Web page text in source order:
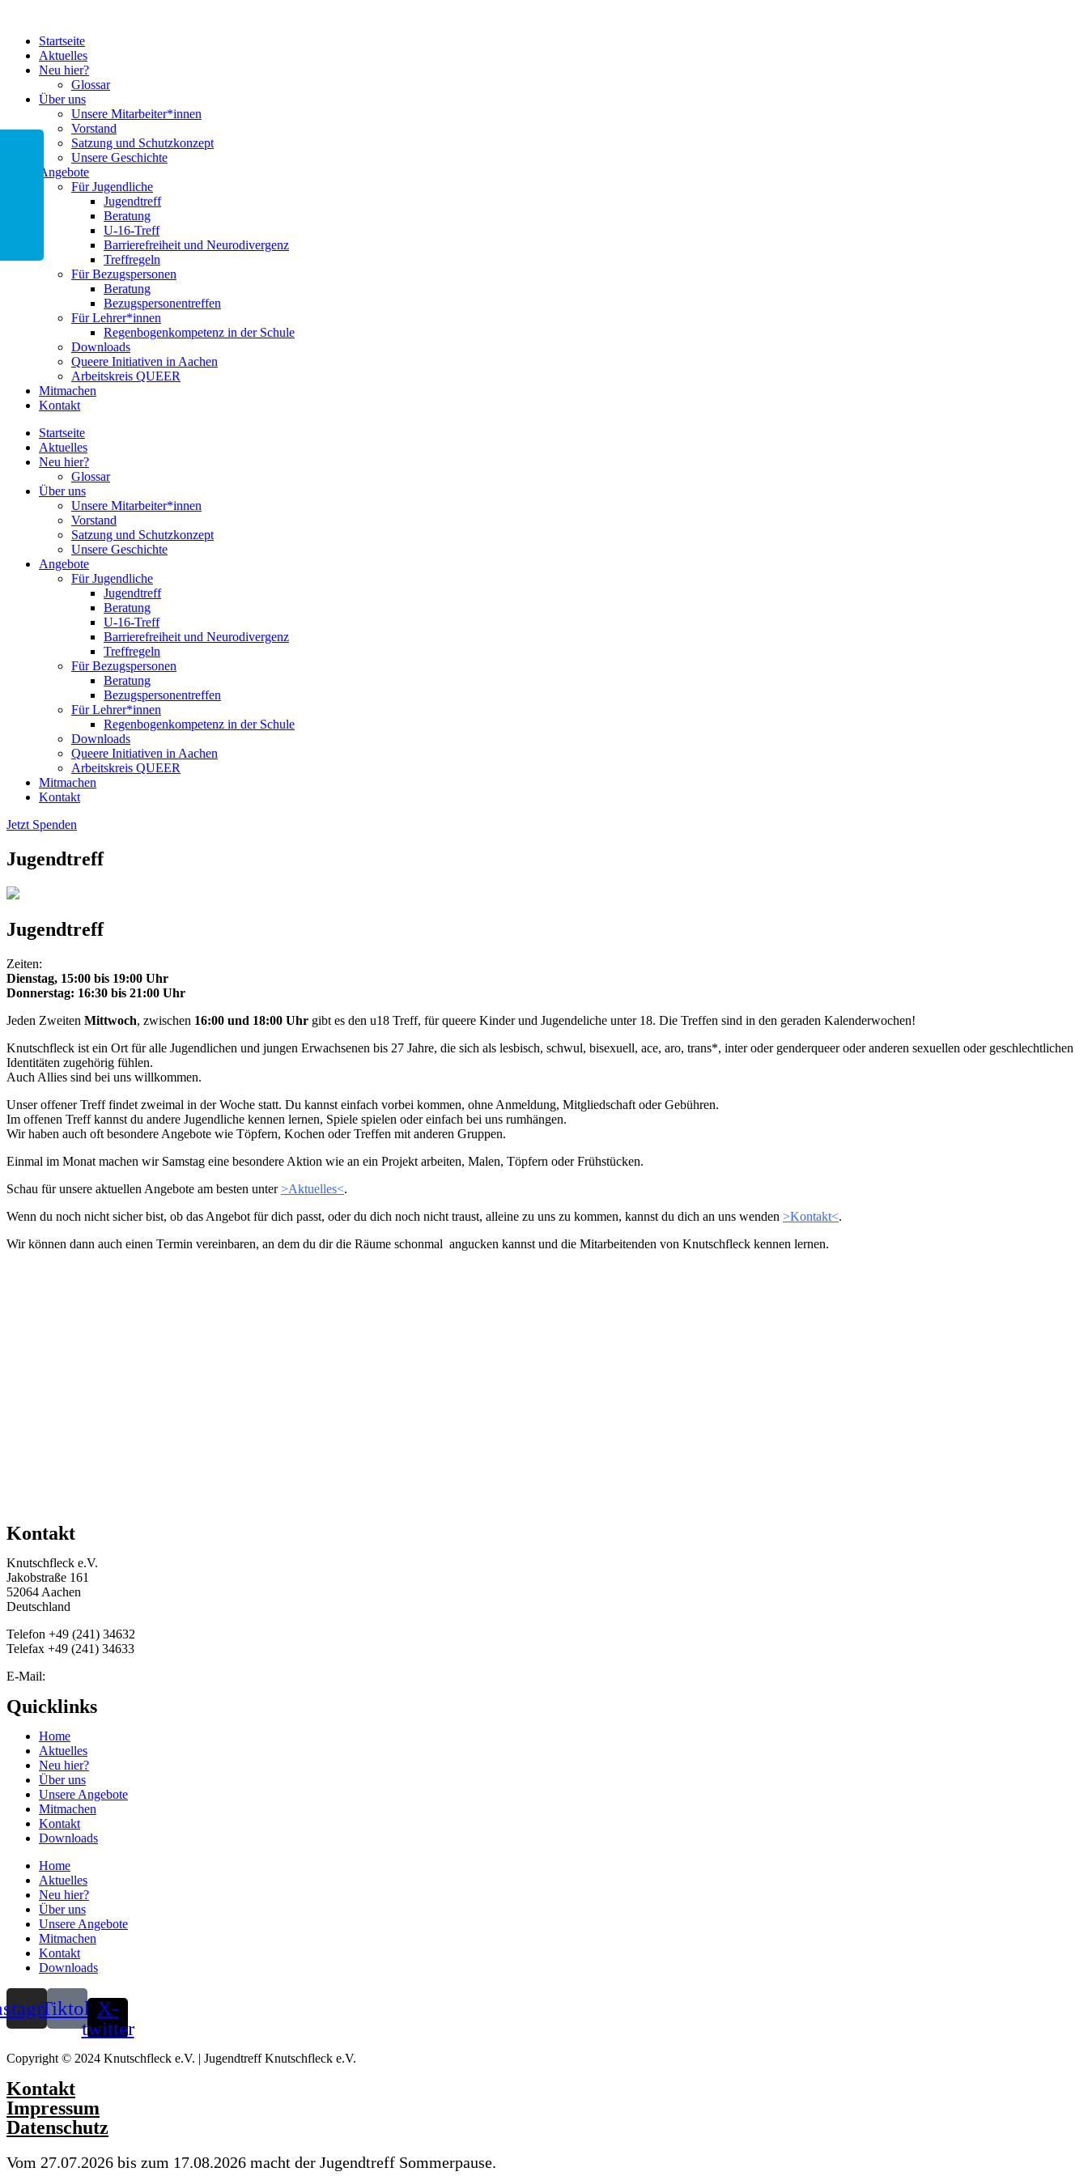
Startseite
Aktuelles
Neu hier?
Glossar
Über uns
Unsere Mitarbeiter*innen
Vorstand
Satzung und Schutzkonzept
Unsere Geschichte
Angebote
Für Jugendliche
Jugendtreff
Beratung
U-16-Treff
Barrierefreiheit und Neurodivergenz
Treffregeln
Für Bezugspersonen
Beratung
Bezugspersonentreffen
Für Lehrer*innen
Regenbogenkompetenz in der Schule
Downloads
Queere Initiativen in Aachen
Arbeitskreis QUEER
Mitmachen
Kontakt
Startseite
Aktuelles
Neu hier?
Glossar
Über uns
Unsere Mitarbeiter*innen
Vorstand
Satzung und Schutzkonzept
Unsere Geschichte
Angebote
Für Jugendliche
Jugendtreff
Beratung
U-16-Treff
Barrierefreiheit und Neurodivergenz
Treffregeln
Für Bezugspersonen
Beratung
Bezugspersonentreffen
Für Lehrer*innen
Regenbogenkompetenz in der Schule
Downloads
Queere Initiativen in Aachen
Arbeitskreis QUEER
Mitmachen
Kontakt
Jetzt Spenden
Jugendtreff
Jugendtreff
Zeiten:
Dienstag, 15:00 bis 19:00 Uhr
Donnerstag: 16:30 bis 21:00 Uhr
Jeden Zweiten Mittwoch, zwischen 16:00 und 18:00 Uhr gibt es den u18 Treff, für queere Kinder und Jugendeliche unter 18. Die Treffen sind in den geraden Kalenderwochen!
Knutschfleck ist ein Ort für alle Jugendlichen und jungen Erwachsenen bis 27 Jahre, die sich als lesbisch, schwul, bisexuell, ace, aro, trans*, inter oder genderqueer oder anderen sexuellen oder geschlechtlichen
Identitäten zugehörig fühlen.
Auch Allies sind bei uns willkommen.
Unser offener Treff findet zweimal in der Woche statt. Du kannst einfach vorbei kommen, ohne Anmeldung, Mitgliedschaft oder Gebühren.
Im offenen Treff kannst du andere Jugendliche kennen lernen, Spiele spielen oder einfach bei uns rumhängen.
Wir haben auch oft besondere Angebote wie Töpfern, Kochen oder Treffen mit anderen Gruppen.
Einmal im Monat machen wir Samstag eine besondere Aktion wie an ein Projekt arbeiten, Malen, Töpfern oder Frühstücken.
Schau für unsere aktuellen Angebote am besten unter>Aktuelles<.
Wenn du noch nicht sicher bist, ob das Angebot für dich passt, oder du dich noch nicht traust, alleine zu uns zu kommen, kannst du dich an uns wenden >Kontakt<.
Wir können dann auch einen Termin vereinbaren, an dem du dir die Räume schonmal angucken kannst und die Mitarbeitenden von Knutschfleck kennen lernen.
Kontakt
Knutschfleck e.V.
Jakobstraße 161
52064 Aachen
Deutschland
Telefon +49 (241) 34632‬
Telefax +49 (241) 34633
E-Mail:
Quicklinks
Home
Aktuelles
Neu hier?
Über uns
Unsere Angebote
Mitmachen
Kontakt
Downloads
Home
Aktuelles
Neu hier?
Über uns
Unsere Angebote
Mitmachen
Kontakt
Downloads
Tiktok X-
twitter
Copyright © 2024 Knutschfleck e.V. | Jugendtreff Knutschfleck e.V.
Kontakt
Impressum
Datenschutz
Vom 27.07.2026 bis zum 17.08.2026 macht der Jugendtreff Sommerpause.